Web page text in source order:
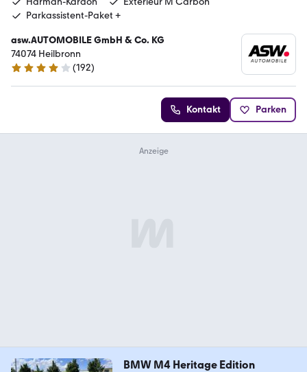
Parkassistent-Paket +
asw.AUTOMOBILE GmbH & Co. KG
74074 Heilbronn
4.1 Sterne
(192)
Kontakt Parken
BMW M4 Heritage Edition